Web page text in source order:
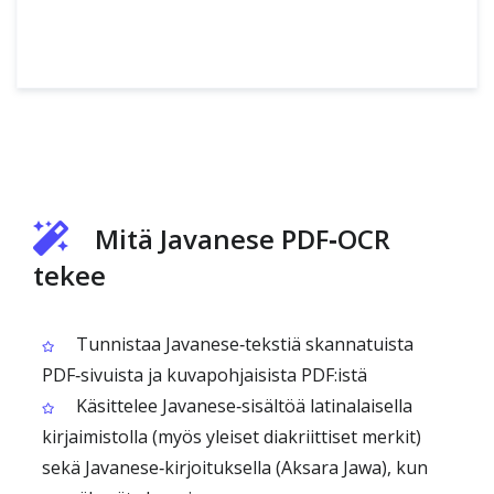
Mitä Javanese PDF‑OCR
tekee
Tunnistaa Javanese‑tekstiä skannatuista
PDF‑sivuista ja kuvapohjaisista PDF:istä
Käsittelee Javanese‑sisältöä latinalaisella
kirjaimistolla (myös yleiset diakriittiset merkit)
sekä Javanese‑kirjoituksella (Aksara Jawa), kun